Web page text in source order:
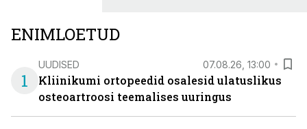
ENIMLOETUD
1
UUDISED 07.08.26, 13:00
Kliinikumi ortopeedid osalesid ulatuslikus
osteoartroosi teemalises uuringus